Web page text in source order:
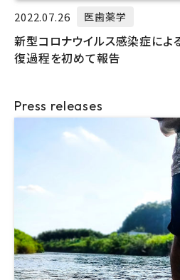
2022.07.26 医歯薬学
新型コロナウイルス感染症によ
復過程を初めて報告
Press releases